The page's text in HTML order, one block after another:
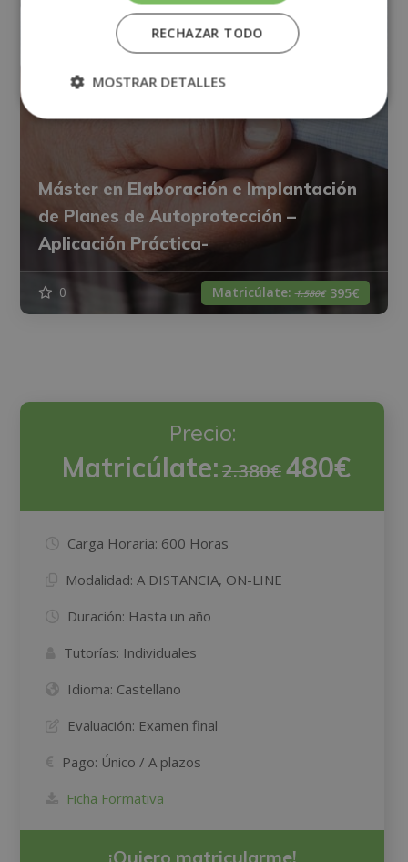
Máster en Elaboración e Implantación
de Planes de Autoprotección –
Aplicación Práctica-
0 Matricúlate:1.580€ 395€
Precio:
Matricúlate:2.380€ 480€
Carga Horaria: 600 Horas
Modalidad: A DISTANCIA, ON-LINE
Duración: Hasta un año
Tutorías: Individuales
Idioma: Castellano
Evaluación: Examen final
Pago: Único / A plazos
Ficha Formativa
¡Quiero matricularme!
RECHAZAR TODO
MOSTRAR DETALLES